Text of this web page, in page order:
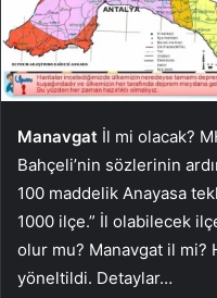
Manavgat İl mi olacak?
Bahçeli’nin sözlerinin
100 maddelik Anayasa
1000 ilçe.” İl olabilecek
olur mu? Manavgat il
yöneltildi. Detaylar…